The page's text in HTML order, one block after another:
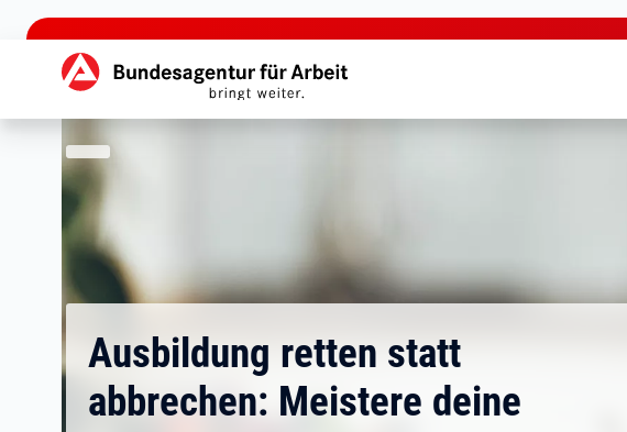
zu den Hauptinhalten springen
Hauptnavigation
Ausbildung retten statt
abbrechen: Meistere deine